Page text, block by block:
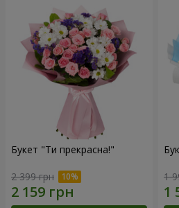
Букет "Ти прекрасна!"
2 399 грн 1